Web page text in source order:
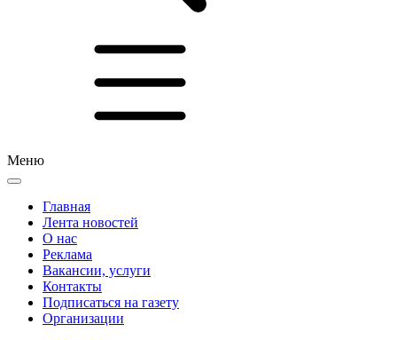
Меню
Главная
Лента новостей
О нас
Реклама
Вакансии, услуги
Контакты
Подписаться на газету
Организации